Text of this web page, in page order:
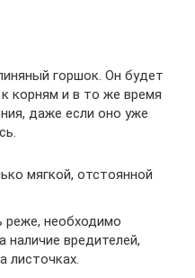
горшок. Он будет
корням и в то же время
даже если оно уже
мягкой, отстоянной
реже, необходимо
наличие вредителей,
листочках.